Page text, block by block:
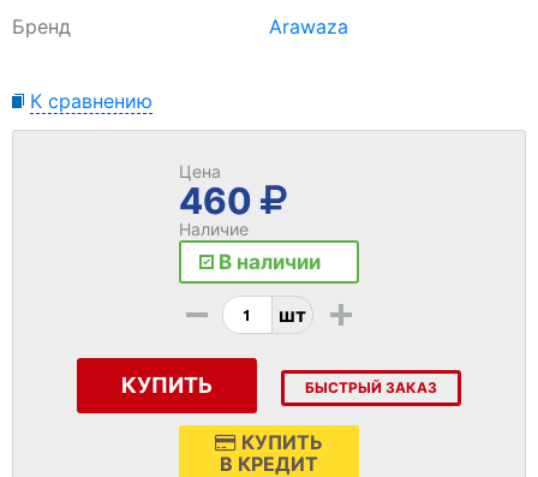
Бренд
Arawaza
К сравнению
Цена
460
Наличие
В наличии
- шт +
КУПИТЬ БЫСТРЫЙ ЗАКАЗ
КУПИТЬ
В КРЕДИТ